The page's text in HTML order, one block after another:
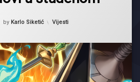
Updated on 18/11/2024
by Karlo Siketić Kategorije:
Vijesti